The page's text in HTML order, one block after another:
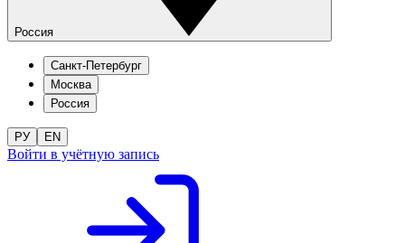
Россия
Санкт-Петербург
Москва
Россия
РУ EN
Войти в учётную запись